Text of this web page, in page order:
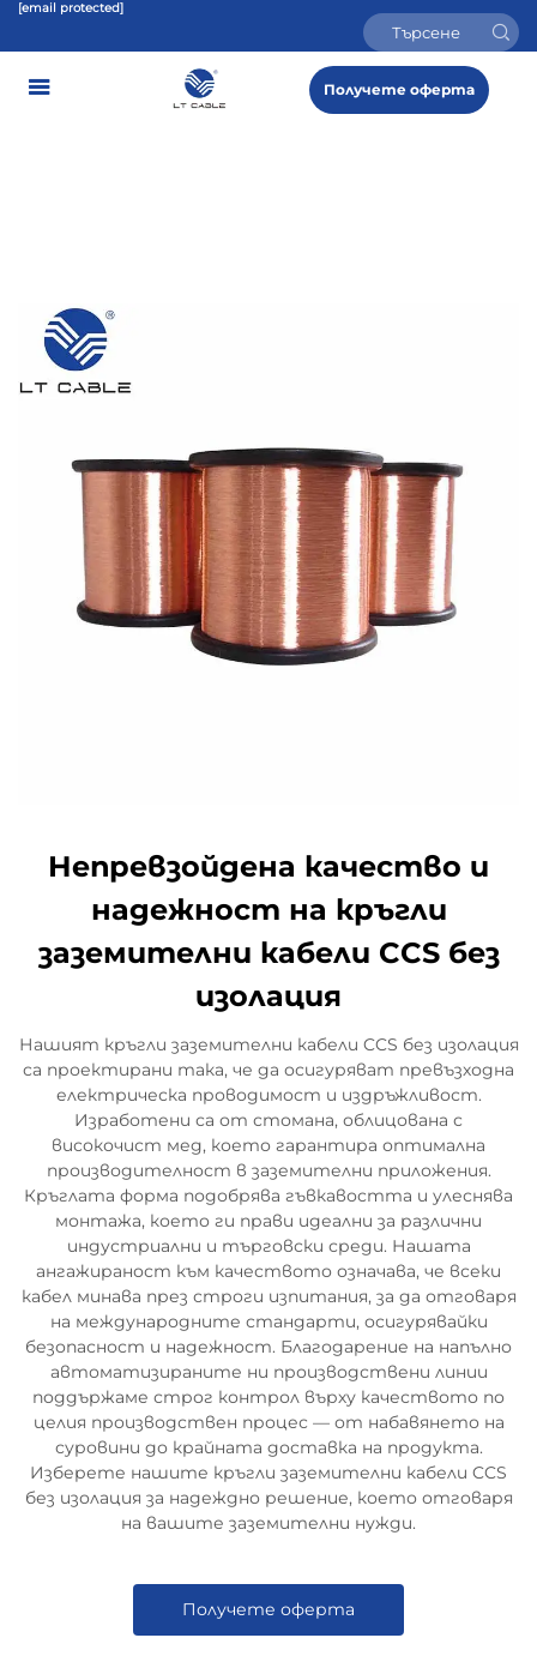
[email protected]
Получете оферта
Непревзойдена качество и
надежност на кръгли
заземителни кабели CCS без
изолация
Нашият кръгли заземителни кабели CCS без изолация
са проектирани така, че да осигуряват превъзходна
електрическа проводимост и издръжливост.
Изработени са от стомана, облицована с
високочист мед, което гарантира оптимална
производителност в заземителни приложения.
Кръглата форма подобрява гъвкавостта и улеснява
монтажа, което ги прави идеални за различни
индустриални и търговски среди. Нашата
ангажираност към качеството означава, че всеки
кабел минава през строги изпитания, за да отговаря
на международните стандарти, осигурявайки
безопасност и надежност. Благодарение на напълно
автоматизираните ни производствени линии
поддържаме строг контрол върху качеството по
целия производствен процес — от набавянето на
суровини до крайната доставка на продукта.
Изберете нашите кръгли заземителни кабели CCS
без изолация за надеждно решение, което отговаря
на вашите заземителни нужди.
Получете оферта